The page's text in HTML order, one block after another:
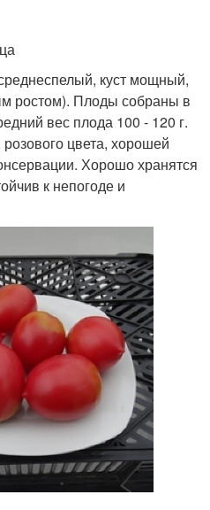
куст мощный,
ростом). Плоды собраны в
вес плода 100 - 120 г.
цвета, хорошей
Хорошо хранятся
к непогоде и